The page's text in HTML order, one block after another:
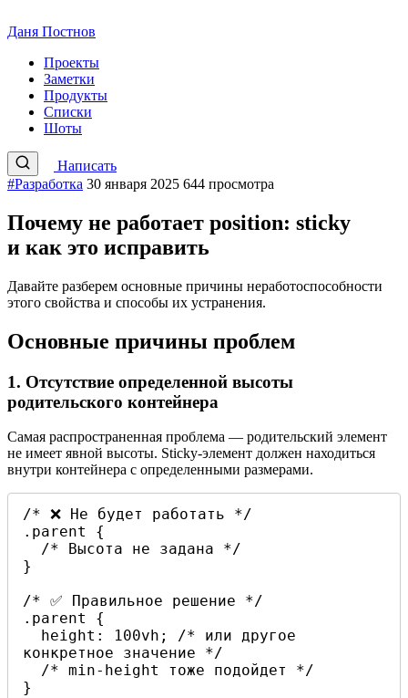
Даня Постнов
Проекты
Заметки
Продукты
Списки
Шоты
Написать
#Разработка 30 января 2025 644 просмотра
Почему не работает position: sticky
и как это исправить
Давайте разберем основные причины неработоспособности
этого свойства и способы их устранения.
Основные причины проблем
1. Отсутствие определенной высоты
родительского контейнера
Самая распространенная проблема — родительский элемент
не имеет явной высоты. Sticky-элемент должен находиться
внутри контейнера с определенными размерами.
/* ❌ Не будет работать */
.parent {
}
/* ✅ Правильное решение */
.parent {
конкретное значение */
}